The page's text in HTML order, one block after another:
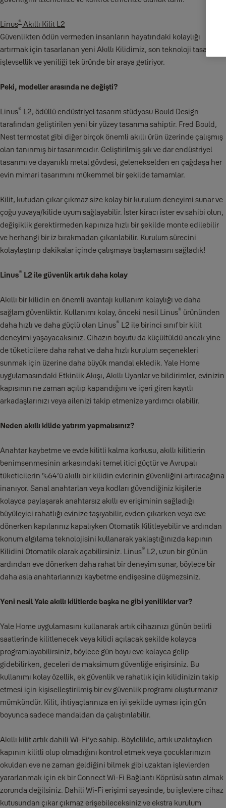
Linus® Akıllı Kilit L2
Güvenlikten ödün vermeden insanların hayatındaki kolaylığı
artırmak için tasarlanan yeni Akıllı Kilidimiz, son teknoloji tasarım,
işlevsellik ve yeniliği tek üründe bir araya getiriyor.
Peki, modeller arasında ne değişti?
Linus® L2, ödüllü endüstriyel tasarım stüdyosu Bould Design
tarafından geliştirilen yeni bir yüzey tasarıma sahiptir. Fred Bould,
Nest termostat gibi diğer birçok önemli akıllı ürün üzerinde çalışmış
olan tanınmış bir tasarımcıdır. Geliştirilmiş şık ve dar endüstriyel
tasarımı ve dayanıklı metal gövdesi, gelenekselden en çağdaşa her
evin mimari tasarımını mükemmel bir şekilde tamamlar.
Kilit, kutudan çıkar çıkmaz size kolay bir kurulum deneyimi sunar ve
çoğu yuvaya/kilide uyum sağlayabilir. İster kiracı ister ev sahibi olun,
değişiklik gerektirmeden kapınıza hızlı bir şekilde monte edilebilir
ve herhangi bir iz bırakmadan çıkarılabilir. Kurulum sürecini
kolaylaştırıp dakikalar içinde çalışmaya başlamasını sağladık!
Linus® L2 ile güvenlik artık daha kolay
Akıllı bir kilidin en önemli avantajı kullanım kolaylığı ve daha
sağlam güvenliktir. Kullanımı kolay, önceki nesil Linus® ürününden
daha hızlı ve daha güçlü olan Linus® L2 ile birinci sınıf bir kilit
deneyimi yaşayacaksınız. Cihazın boyutu da küçültüldü ancak yine
de tüketicilere daha rahat ve daha hızlı kurulum seçenekleri
sunmak için üzerine daha büyük mandal ekledik. Yale Home
uygulamasındaki Etkinlik Akışı, Akıllı Uyarılar ve bildirimler, evinizin
kapısının ne zaman açılıp kapandığını ve içeri giren kayıtlı
arkadaşlarınızı veya ailenizi takip etmenize yardımcı olabilir.
Neden akıllı kilide yatırım yapmalısınız?
Anahtar kaybetme ve evde kilitli kalma korkusu, akıllı kilitlerin
benimsenmesinin arkasındaki temel itici güçtür ve Avrupalı
tüketicilerin %64’ü akıllı bir kilidin evlerinin güvenliğini artıracağına
inanıyor. Sanal anahtarları veya kodları güvendiğiniz kişilerle
kolayca paylaşarak anahtarsız akıllı ev erişiminin sağladığı
büyüleyici rahatlığı evinize taşıyabilir, evden çıkarken veya eve
dönerken kapılarınız kapalıyken Otomatik Kilitleyebilir ve ardından
konum algılama teknolojisini kullanarak yaklaştığınızda kapının
Kilidini Otomatik olarak açabilirsiniz. Linus® L2, uzun bir günün
ardından eve dönerken daha rahat bir deneyim sunar, böylece bir
daha asla anahtarlarınızı kaybetme endişesine düşmezsiniz.
Yeni nesil Yale akıllı kilitlerde başka ne gibi yenilikler var?
Yale Home uygulamasını kullanarak artık cihazınızı günün belirli
saatlerinde kilitlenecek veya kilidi açılacak şekilde kolayca
programlayabilirsiniz, böylece gün boyu eve kolayca gelip
gidebilirken, geceleri de maksimum güvenliğe erişirsiniz. Bu
kullanımı kolay özellik, ek güvenlik ve rahatlık için kilidinizin takip
etmesi için kişiselleştirilmiş bir ev güvenlik programı oluşturmanız
mümkündür. Kilit, ihtiyaçlarınıza en iyi şekilde uyması için gün
boyunca sadece mandaldan da çalıştırılabilir.
Akıllı kilit artık dahili Wi-Fi’ye sahip. Böylelikle, artık uzaktayken
kapının kilitli olup olmadığını kontrol etmek veya çocuklarınızın
okuldan eve ne zaman geldiğini bilmek gibi uzaktan işlevlerden
yararlanmak için ek bir Connect Wi-Fi Bağlantı Köprüsü satın almak
zorunda değilsiniz. Dahili Wi-Fi erişimi sayesinde, bu işlevlere cihaz
kutusundan çıkar çıkmaz erişebileceksiniz ve ekstra kurulum